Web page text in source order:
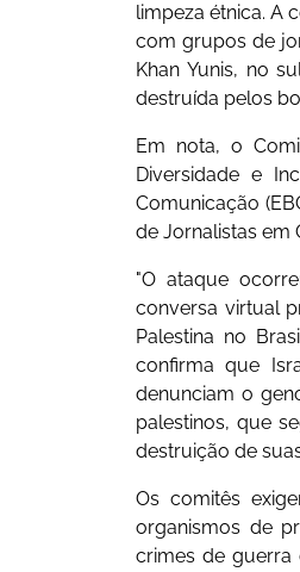
limpeza étnica. A
com grupos de
Khan Yunis, no
destruída pelos
Em nota, o
Diversidade e
Comunicação
de Jornalistas em
"O ataque
conversa virtual
Palestina no
confirma que
denunciam o
palestinos, que
destruição de
Os comitês
organismos de
crimes de guerra